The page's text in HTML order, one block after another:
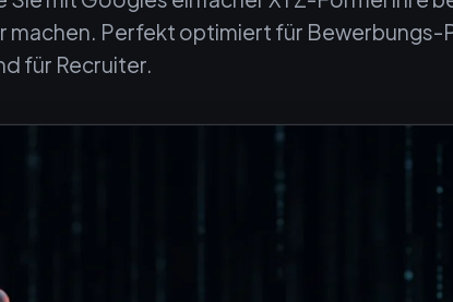
machen. Perfekt optimiert für Bewerbungs-
für Recruiter.